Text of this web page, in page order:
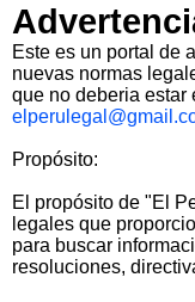
Este es un portal de
nuevas normas
que no deberia estar
Propósito:
El propósito de "El
legales que
para buscar
resoluciones,